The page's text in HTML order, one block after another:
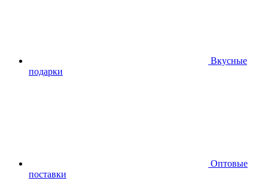
Вкусные
подарки
Оптовые
поставки